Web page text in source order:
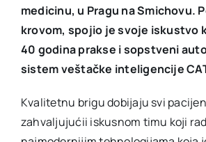
medicinu, u Pragu na Smichovu.
krovom, spojio je svoje iskustvo
40 godina prakse i sopstveni
sistem veštačke inteligencije
Kvalitetnu brigu dobijaju svi
zahvaljujućii iskusnom timu koji